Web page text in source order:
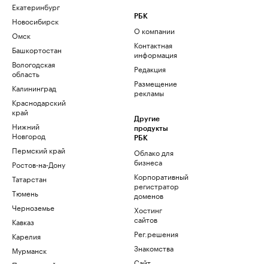
Екатеринбург
Новосибирск
Омск
Башкортостан
Вологодская
область
Калининград
Краснодарский
край
Нижний
Новгород
Пермский край
Ростов-на-Дону
Татарстан
Тюмень
Черноземье
Кавказ
Карелия
Мурманск
РБК
О компании
Контактная
информация
Редакция
Размещение
рекламы
Другие
продукты
РБК
Облако для
бизнеса
Корпоративный
регистратор
доменов
Хостинг
сайтов
Рег.решения
Знакомства